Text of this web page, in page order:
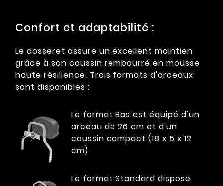
Confort et adaptabilité :
Le dosseret assure un excellent maintien
grâce à son coussin rembourré en mousse
haute résilience. Trois formats d'arceaux
sont disponibles :
Le format Bas est équipé d'un
arceau de 26 cm et d'un
coussin compact (18 x 5 x 12
cm).
Le format Standard dispose